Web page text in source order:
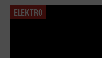
ELEKTRO